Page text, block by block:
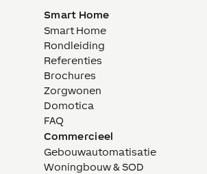
Smart Home
Smart Home
Rondleiding
Referenties
Brochures
Zorgwonen
Domotica
FAQ
Commercieel
Gebouwautomatisatie
Woningbouw & SOD